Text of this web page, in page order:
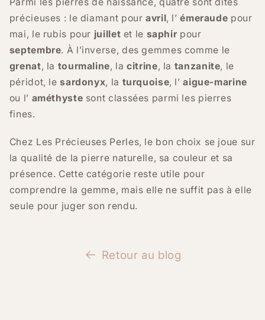
précieuses : le diamant pouravril, l’émeraude pour
mai, le rubis pour juillet et le saphir pour
septembre. À l’inverse, des gemmes comme le
grenat, la tourmaline, lacitrine, la tanzanite, le
péridot, le sardonyx, la turquoise, l’aigue-marine
ou l’ améthyste sont classées parmi les pierres
fines.
Chez Les Précieuses Perles, le bon choix se joue sur
la qualité de la pierre naturelle, sa couleur et sa
présence. Cette catégorie reste utile pour
comprendre la gemme, mais elle ne suffit pas à elle
seule pour juger son rendu.
Retour au blog